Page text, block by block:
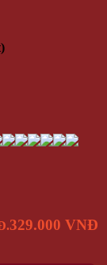
329.000 VNĐ